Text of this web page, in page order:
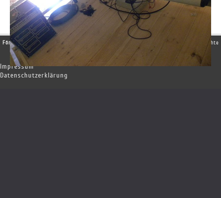
Förderkreis Junge Musik e.V. - +49 87 43/96 97 985 | Copyright © 2014 . Alle Rechte
Impressum
Datenschutzerklärung